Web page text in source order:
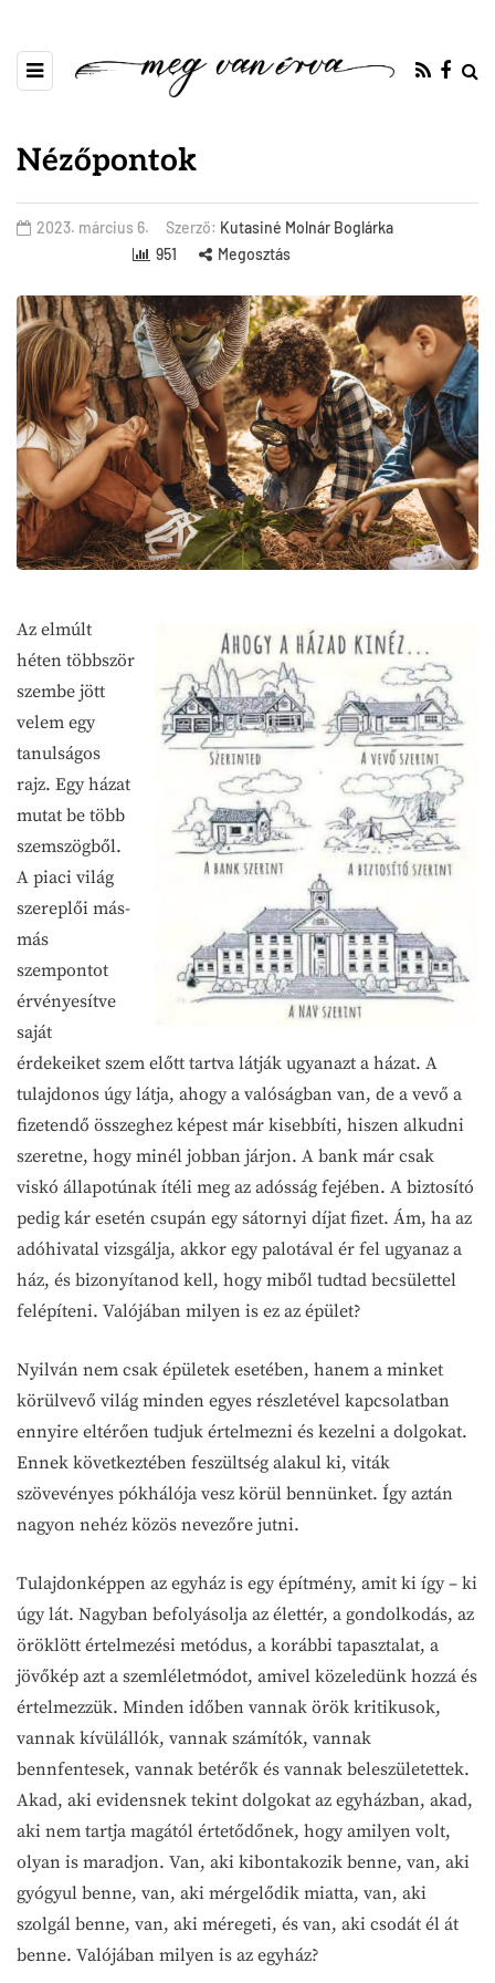
Nézőpontok
2023. március 6. Szerző: Kutasiné Molnár Boglárka
951
Megosztás
Az elmúlt
héten többször
szembe jött
velem egy
tanulságos
rajz. Egy házat
mutat be több
szemszögből.
A piaci világ
szereplői más-
más
szempontot
érvényesítve
saját
érdekeiket szem előtt tartva látják ugyanazt a házat. A
tulajdonos úgy látja, ahogy a valóságban van, de a vevő a
fizetendő összeghez képest már kisebbíti, hiszen alkudni
szeretne, hogy minél jobban járjon. A bank már csak
viskó állapotúnak ítéli meg az adósság fejében. A biztosító
pedig kár esetén csupán egy sátornyi díjat fizet. Ám, ha az
adóhivatal vizsgálja, akkor egy palotával ér fel ugyanaz a
ház, és bizonyítanod kell, hogy miből tudtad becsülettel
felépíteni. Valójában milyen is ez az épület?
Nyilván nem csak épületek esetében, hanem a minket
körülvevő világ minden egyes részletével kapcsolatban
ennyire eltérően tudjuk értelmezni és kezelni a dolgokat.
Ennek következtében feszültség alakul ki, viták
szövevényes pókhálója vesz körül bennünket. Így aztán
nagyon nehéz közös nevezőre jutni.
Tulajdonképpen az egyház is egy építmény, amit ki így – ki
úgy lát. Nagyban befolyásolja az élettér, a gondolkodás, az
öröklött értelmezési metódus, a korábbi tapasztalat, a
jövőkép azt a szemléletmódot, amivel közeledünk hozzá és
értelmezzük. Minden időben vannak örök kritikusok,
vannak kívülállók, vannak számítók, vannak
bennfentesek, vannak betérők és vannak beleszületettek.
Akad, aki evidensnek tekint dolgokat az egyházban, akad,
aki nem tartja magától értetődőnek, hogy amilyen volt,
olyan is maradjon. Van, aki kibontakozik benne, van, aki
gyógyul benne, van, aki mérgelődik miatta, van, aki
szolgál benne, van, aki méregeti, és van, aki csodát él át
benne. Valójában milyen is az egyház?